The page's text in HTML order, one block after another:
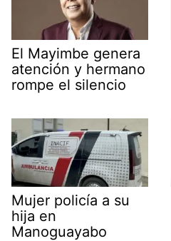
El Mayimbe genera
atención y hermano
rompe el silencio
Mujer policía a su
hija en
Manoguayabo